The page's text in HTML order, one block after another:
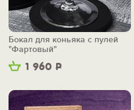
1 960 Р
Бокал для коньяка с пулей
"Фартовый"